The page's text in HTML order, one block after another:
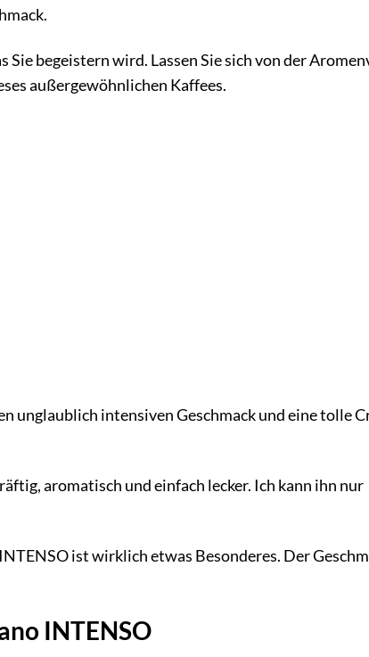
Sie begeistern wird. Lassen Sie sich von der
außergewöhnlichen Kaffees.
unglaublich intensiven Geschmack und eine tolle
aromatisch und einfach lecker. Ich kann ihn nur
ist wirklich etwas Besonderes. Der
INTENSO